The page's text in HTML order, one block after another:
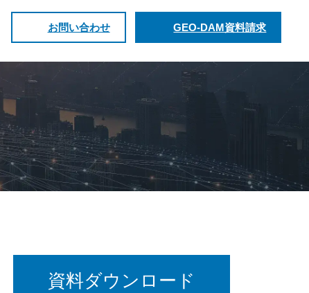
お問い合わせ GEO-DAM資料請求
資料ダウンロード